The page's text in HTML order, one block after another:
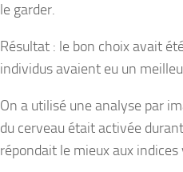
le garder.
Résultat : le bon choix avait
individus avaient eu un
On a utilisé une analyse par
du cerveau était activée
répondait le mieux aux indices